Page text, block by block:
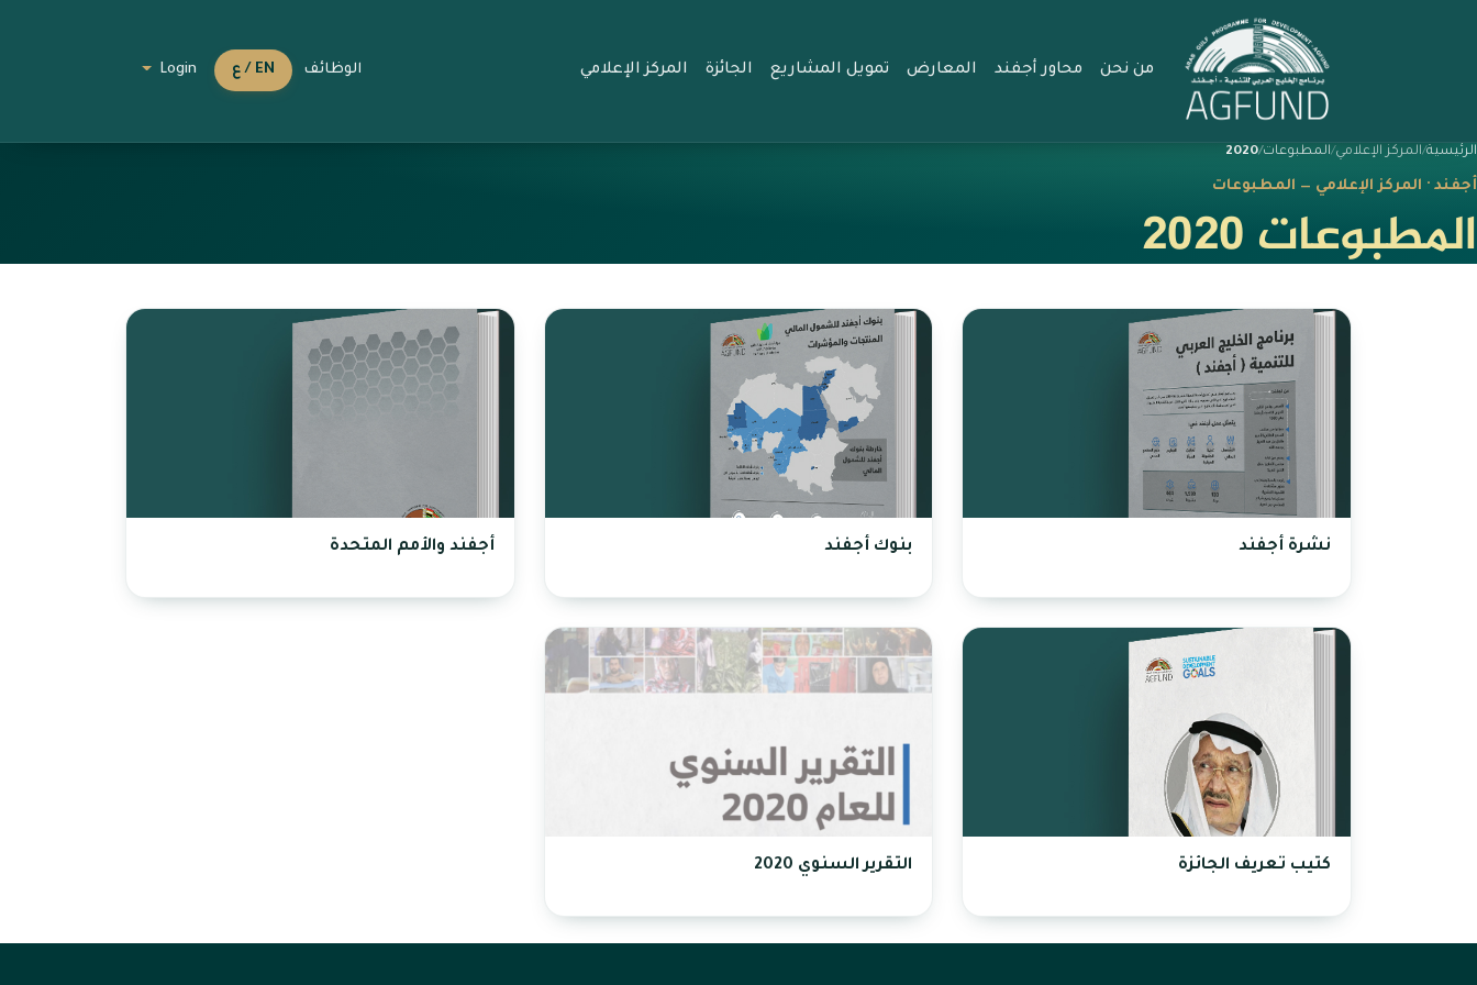
من نحن محاور أجفند المعارض تمويل المشاريع الجائزة المركز الإعلامي الوظائف EN / ع Login
الرئيسية المركز الإعلامي المطبوعات 2020
أجفند · المركز الإعلامي — المطبوعات
المطبوعات 2020
نشرة أجفند بنوك أجفند أجفند والأمم المتحدة
كتيب تعريف الجائزة التقرير السنوي 2020